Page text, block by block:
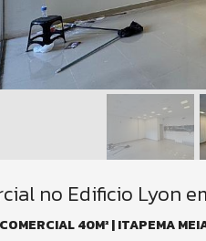
no Edificio Lyon
40M² | ITAPEMA